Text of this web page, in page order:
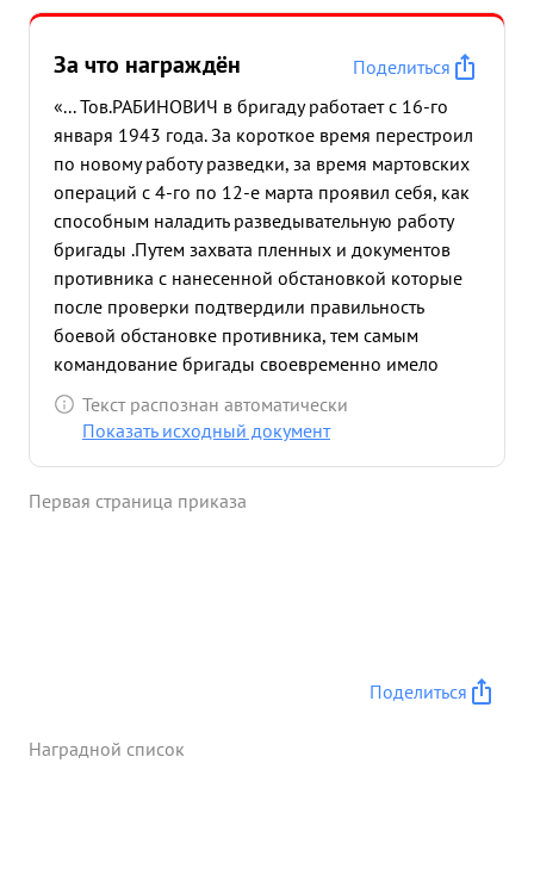
За что награждён
Поделиться
«... Тов.РАБИНОВИЧ в бригаду работает с 16-го
января 1943 года. За короткое время перестроил
по новому работу разведки, за время мартовских
операций с 4-го по 12-е марта проявил себя, как
способным наладить разведывательную работу
бригады .Путем захвата пленных и документов
противника с нанесенной обстановкой которые
после проверки подтвердили правильность
боевой обстановке противника, тем самым
командование бригады своевременно имело
данные о действиях ,составе и номерации частей
противника в населенном пункте старая
сложных условиях боевой обстановке
Сталина и Социалистической Родине. За боевые
рденом КРАСНОЙ ЗВЕЗДЫ" ...»
Текст распознан автоматически
Показать исходный документ
Первая страница приказа
Поделиться
Наградной список